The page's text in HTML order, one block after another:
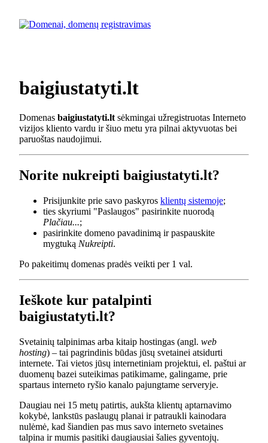
baigiustatyti.lt
Domenas baigiustatyti.lt sėkmingai užregistruotas Interneto
vizijos kliento vardu ir šiuo metu yra pilnai aktyvuotas bei
paruoštas naudojimui.
Norite nukreipti baigiustatyti.lt?
Prisijunkite prie savo paskyros klientų sistemoje;
ties skyriumi "Paslaugos" pasirinkite nuorodą
Plačiau...;
pasirinkite domeno pavadinimą ir paspauskite
mygtuką Nukreipti.
Po pakeitimų domenas pradės veikti per 1 val.
Ieškote kur patalpinti
baigiustatyti.lt?
Svetainių talpinimas arba kitaip hostingas (angl. web
hosting) – tai pagrindinis būdas jūsų svetainei atsidurti
internete. Tai vietos jūsų internetiniam projektui, el. paštui ar
duomenų bazei suteikimas patikimame, galingame, prie
spartaus interneto ryšio kanalo pajungtame serveryje.
Daugiau nei 15 metų patirtis, aukšta klientų aptarnavimo
kokybė, lankstūs paslaugų planai ir patraukli kainodara
nulėmė, kad šiandien pas mus savo interneto svetaines
talpina ir mumis pasitiki daugiausiai šalies gyventojų.